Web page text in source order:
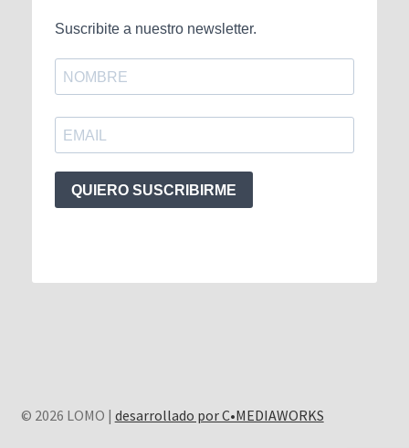
Suscribite a nuestro newsletter.
QUIERO SUSCRIBIRME
© 2026 LOMO | desarrollado por C•MEDIAWORKS